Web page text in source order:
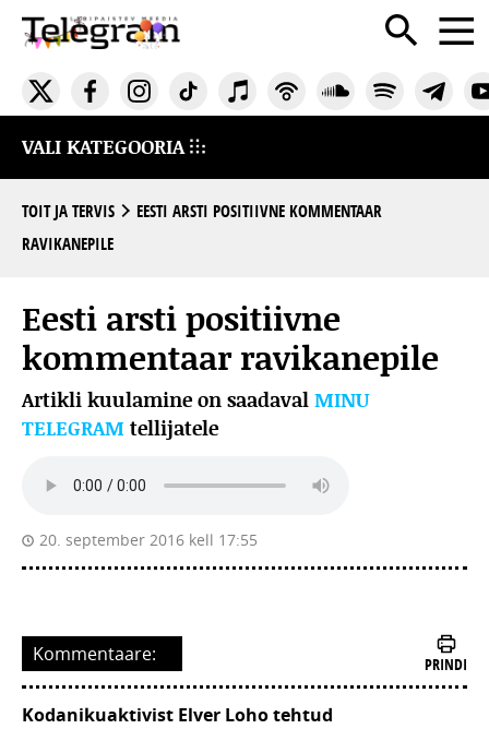
VALI KATEGOORIA
TOIT JA TERVIS
EESTI ARSTI POSITIIVNE KOMMENTAAR
RAVIKANEPILE
Eesti arsti positiivne
kommentaar ravikanepile
Artikli kuulamine on saadaval MINU
TELEGRAM tellijatele
20. september 2016 kell 17:55
Kommentaare: PRINDI
Kodanikuaktivist Elver Loho tehtud